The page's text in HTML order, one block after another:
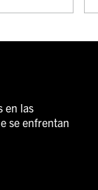
en las
se enfrentan